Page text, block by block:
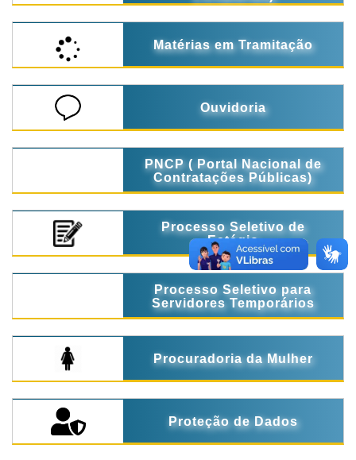
Matérias em Tramitação
Ouvidoria
PNCP ( Portal Nacional de
Contratações Públicas)
Processo Seletivo de
Estágio
Processo Seletivo para
Servidores Temporários
Procuradoria da Mulher
Proteção de Dados